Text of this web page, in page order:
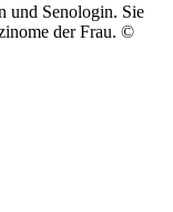
und Senologin. Sie
der Frau. ©